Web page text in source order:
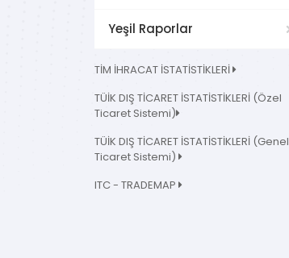
Yeşil Raporlar
TİM İHRACAT İSTATİSTİKLERİ
TÜİK DIŞ TİCARET İSTATİSTİKLERİ (Özel
Ticaret Sistemi)
TÜİK DIŞ TİCARET İSTATİSTİKLERİ (Genel
Ticaret Sistemi)
ITC - TRADEMAP